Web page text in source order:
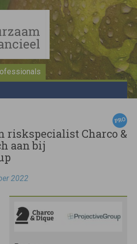
riskspecialist Charco &
aan bij
2022